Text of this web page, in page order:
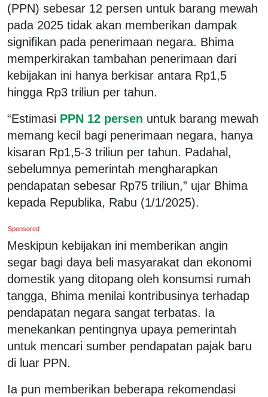
(PPN) sebesar 12 persen untuk barang mewah
pada 2025 tidak akan memberikan dampak
signifikan pada penerimaan negara. Bhima
memperkirakan tambahan penerimaan dari
kebijakan ini hanya berkisar antara Rp1,5
hingga Rp3 triliun per tahun.
“Estimasi PPN 12 persen untuk barang mewah
memang kecil bagi penerimaan negara, hanya
kisaran Rp1,5-3 triliun per tahun. Padahal,
sebelumnya pemerintah mengharapkan
pendapatan sebesar Rp75 triliun,” ujar Bhima
kepada Republika, Rabu (1/1/2025).
Sponsored
Meskipun kebijakan ini memberikan angin
segar bagi daya beli masyarakat dan ekonomi
domestik yang ditopang oleh konsumsi rumah
tangga, Bhima menilai kontribusinya terhadap
pendapatan negara sangat terbatas. Ia
menekankan pentingnya upaya pemerintah
untuk mencari sumber pendapatan pajak baru
di luar PPN.
Ia pun memberikan beberapa rekomendasi